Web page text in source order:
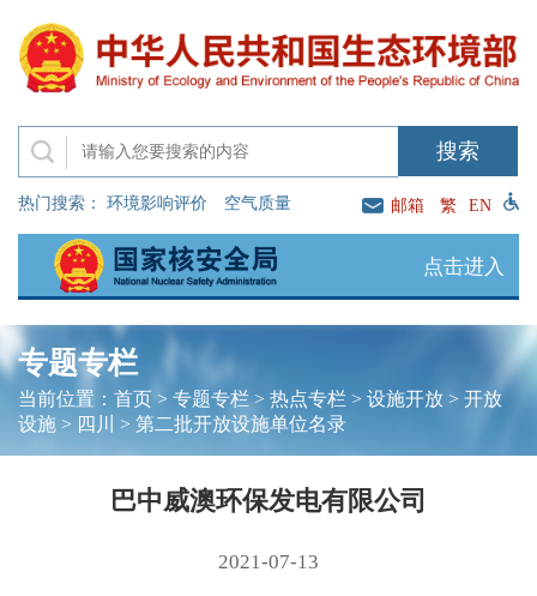
热门搜索： 环境影响评价 空气质量 邮箱 繁 EN
点击进入
专题专栏
当前位置： 首页> 专题专栏> 热点专栏 > 设施开放> 开放
设施> 四川 > 第二批开放设施单位名录
巴中威澳环保发电有限公司
2021-07-13